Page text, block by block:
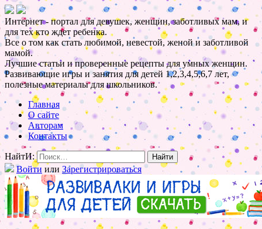
Интернет - портал для девушек, женщин, заботливых мам, и
для тех кто ждет ребенка.
Все о том как стать любимой, невестой, женой и заботливой
мамой.
Лучшие статьи и проверенные рецепты для умных женщин.
Развивающие игры и занятия для детей 1,2,3,4,5,6,7 лет,
полезные материалы для школьников.
Главная
О сайте
Авторам
Контакты
НайтИ:
Войти или Зарегистрироваться